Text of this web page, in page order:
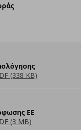
(338 KB)
ΕΕ
(3 MB)